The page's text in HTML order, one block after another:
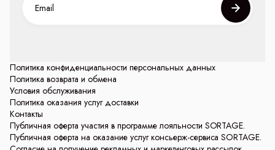
Политика конфиденциальности персональных данных
Политика возврата и обмена
Условия обслуживания
Политика оказания услуг доставки
Контакты
Публичная оферта участия в программе лояльности SORTAGE.
Публичная оферта на оказание услуг консьерж-сервиса SORTAGE.